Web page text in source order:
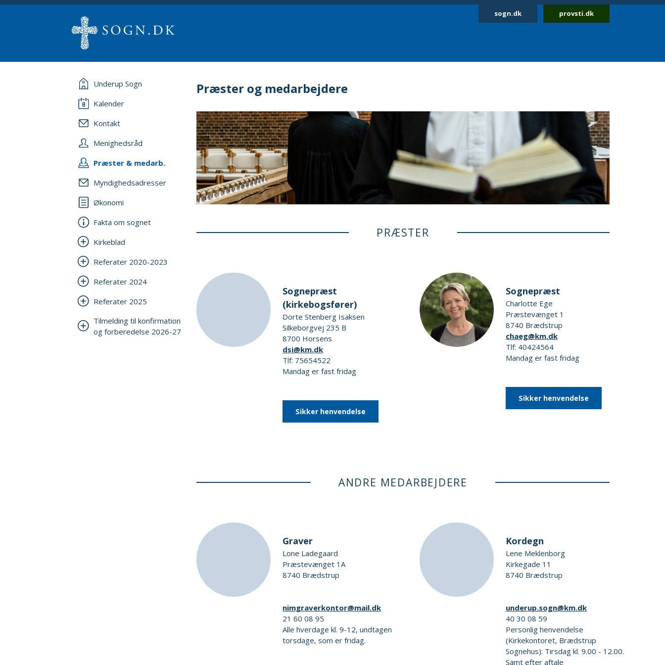
sogn.dk provsti.dk
Underup Sogn
Kalender
Kontakt
Menighedsråd
Præster & medarb.
Myndighedsadresser
Økonomi
Fakta om sognet
Kirkeblad
Referater 2020-2023
Referater 2024
Referater 2025
Tilmelding til konfirmation
og forberedelse 2026-27
Præster og medarbejdere
PRÆSTER
Sognepræst
(kirkebogsfører)
Dorte Stenberg Isaksen
Silkeborgvej 235 B
8700 Horsens
dsi@km.dk
Tlf: 75654522
Mandag er fast fridag
Sikker henvendelse
Sognepræst
Charlotte Ege
Præstevænget 1
8740 Brædstrup
chaeg@km.dk
Tlf: 40424564
Mandag er fast fridag
Sikker henvendelse
ANDRE MEDARBEJDERE
Graver
Lone Ladegaard
Præstevænget 1A
8740 Brædstrup
nimgraverkontor@mail.dk
21 60 08 95
Alle hverdage kl. 9-12, undtagen
torsdage, som er fridag.
Kordegn
Lene Meklenborg
Kirkegade 11
8740 Brædstrup
underup.sogn@km.dk
40 30 08 59
Personlig henvendelse
(Kirkekontoret, Brædstrup
Sognehus): Tirsdag kl. 9.00 - 12.00.
Samt efter aftale